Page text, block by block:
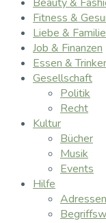
Fitness &
Liebe & Familie
Job & Finanzen
Essen &
Gesellschaft
Politik
Recht
Kultur
Bücher
Musik
Events
Hilfe
Adressen